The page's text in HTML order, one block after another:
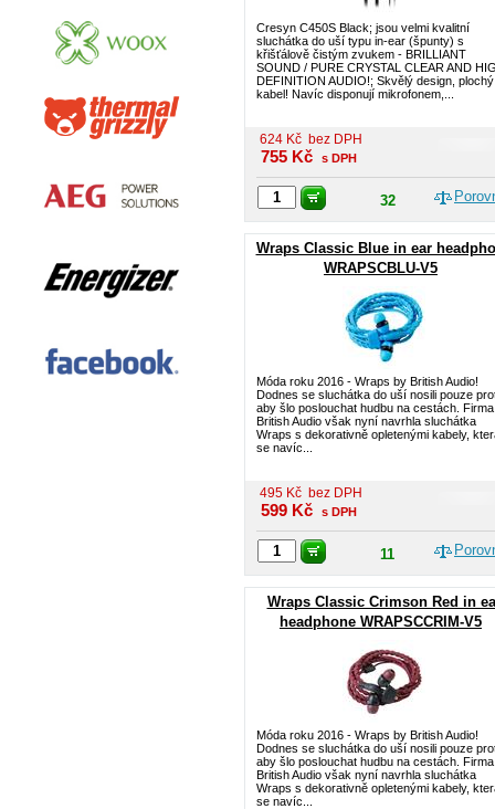
Cresyn C450S Black; jsou velmi kvalitní
sluchátka do uší typu in-ear (špunty) s
křišťálově čistým zvukem - BRILLIANT
SOUND / PURE CRYSTAL CLEAR AND
DEFINITION AUDIO!; Skvělý design, plochý
kabel! Navíc disponují mikrofonem,...
624 Kč bez DPH
755 Kč s DPH
32
Wraps Classic Blue in ear
WRAPSCBLU-V5
Móda roku 2016 - Wraps by British Audio!
Dodnes se sluchátka do uší nosili pouze
aby šlo poslouchat hudbu na cestách. Firma
British Audio však nyní navrhla sluchátka
Wraps s dekorativně opletenými kabely,
se navíc...
495 Kč bez DPH
599 Kč s DPH
11
Wraps Classic Crimson Red in
headphone WRAPSCCRIM-V5
Móda roku 2016 - Wraps by British Audio!
Dodnes se sluchátka do uší nosili pouze
aby šlo poslouchat hudbu na cestách. Firma
British Audio však nyní navrhla sluchátka
Wraps s dekorativně opletenými kabely,
se navíc...